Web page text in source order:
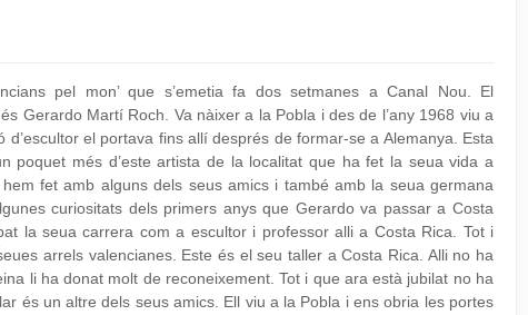
pel mon’ que s’emetia fa dos setmanes a Canal Nou. El
Gerardo Martí Roch. Va nàixer a la Pobla i des de l’any 1968 viu a
d’escultor el portava fins allí després de formar-se a Alemanya. Esta
poquet més d’este artista de la localitat que ha fet la seua vida a
hem fet amb alguns dels seus amics i també amb la seua germana
curiositats dels primers anys que Gerardo va passar a Costa
la seua carrera com a escultor i professor alli a Costa Rica. Tot i
arrels valencianes. Este és el seu taller a Costa Rica. Alli no ha
li ha donat molt de reconeixement. Tot i que ara està jubilat no ha
és un altre dels seus amics. Ell viu a la Pobla i ens obria les portes